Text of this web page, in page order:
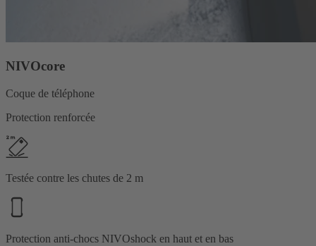
NIVOcore
Coque de téléphone
Protection renforcée
Testée contre les chutes de 2 m
Protection anti-chocs NIVOshock en haut et en bas